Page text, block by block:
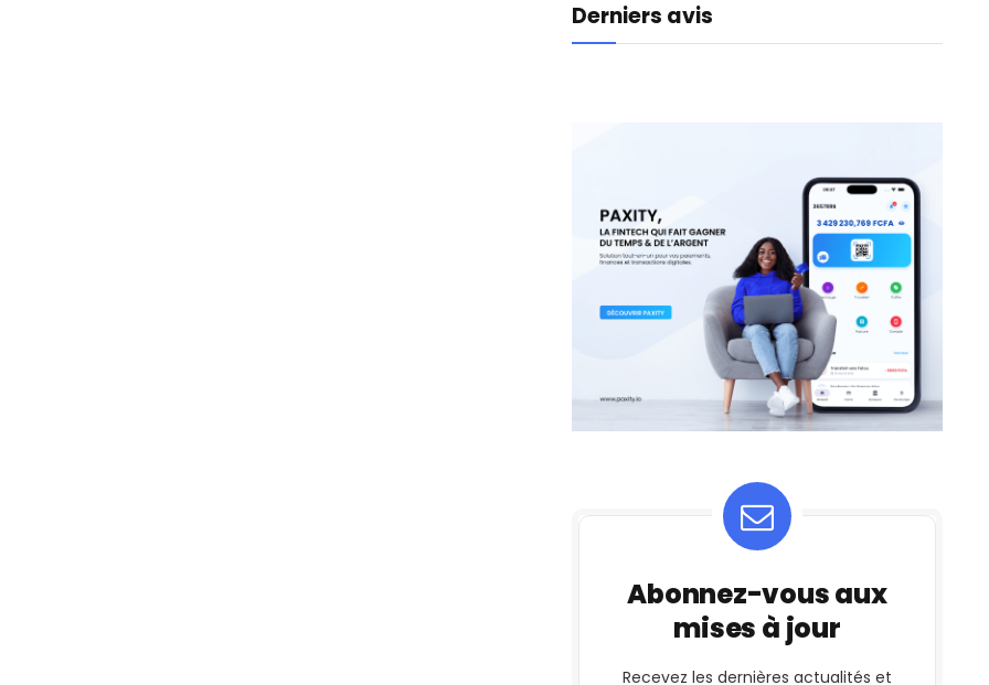
Derniers avis
Abonnez-vous aux
mises à jour
Recevez les dernières actualités et